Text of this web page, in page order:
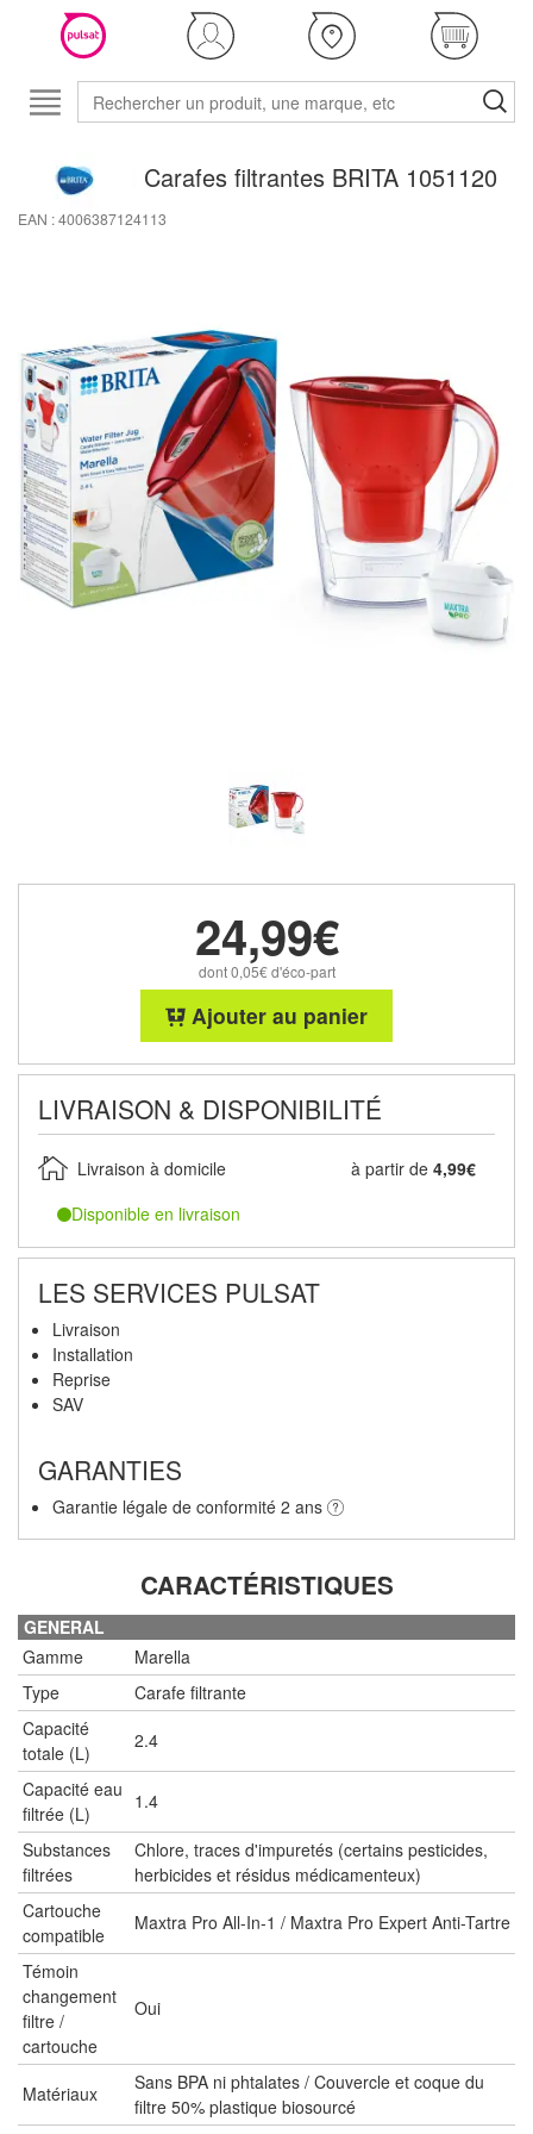
Carafes filtrantes BRITA 1051120
EAN : 4006387124113
24,99€
dont 0,05€ d'éco-part
Ajouter au panier
LIVRAISON & DISPONIBILITÉ
Livraison à domicile à partir de 4,99€
Disponible en livraison
LES SERVICES PULSAT
Livraison
Installation
Reprise
SAV
GARANTIES
Garantie légale de conformité 2 ans
CARACTÉRISTIQUES
GENERAL
Gamme
Marella
Type
Carafe filtrante
Capacité
totale (L)
2.4
Capacité eau
filtrée (L)
1.4
Substances
filtrées
Chlore, traces d'impuretés (certains pesticides,
herbicides et résidus médicamenteux)
Cartouche
compatible
Maxtra Pro All-In-1 / Maxtra Pro Expert Anti-Tartre
Témoin
changement
filtre /
cartouche
Oui
Matériaux
Sans BPA ni phtalates / Couvercle et coque du
filtre 50% plastique biosourcé